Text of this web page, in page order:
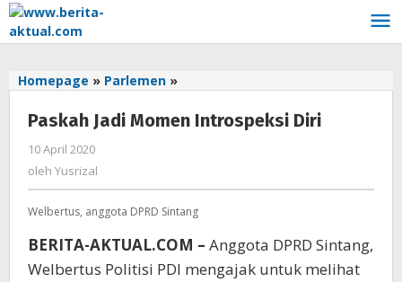
Lewati
ke
konten
Homepage » Parlemen »
Momen
Paskah Jadi Momen Introspeksi Diri
10 April 2020
oleh Yusrizal
Welbertus, anggota DPRD Sintang
BERITA-AKTUAL.COM – Anggota DPRD Sintang,
Welbertus Politisi PDI mengajak untuk melihat